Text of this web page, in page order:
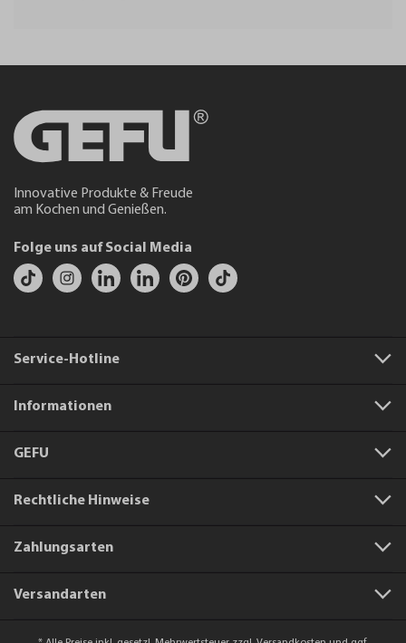
Innovative Produkte & Freude
am Kochen und Genießen.
Folge uns auf Social Media
Service-Hotline
Informationen
GEFU
Rechtliche Hinweise
Zahlungsarten
Versandarten